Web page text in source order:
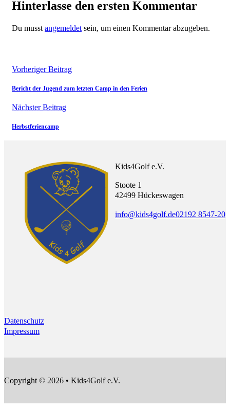
Hinterlasse den ersten Kommentar
Du musstangemeldetsein, um einen Kommentar abzugeben.
Vorheriger Beitrag
Bericht der Jugend zum letzten Camp in den Ferien
Nächster Beitrag
Herbstferiencamp
Kids4Golf e.V.
Stoote 1
42499 Hückeswagen
info@kids4golf.de02192 8547-20
Datenschutz
Impressum
Copyright © 2026 • Kids4Golf e.V.